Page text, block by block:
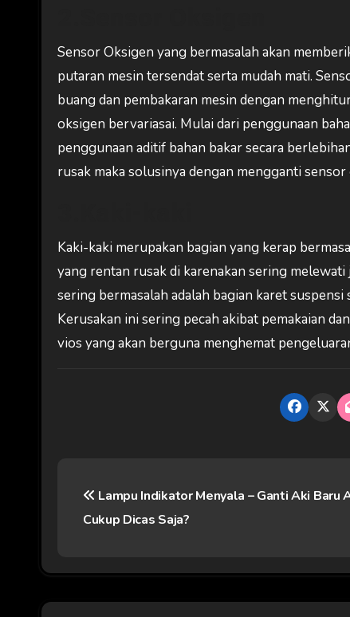
Sensor Oksigen yang bermasalah akan
putaran mesin tersendat serta mudah mati.
buang dan pembakaran mesin dengan
oksigen bervariasai. Mulai dari penggunaan
penggunaan aditif bahan bakar secara
rusak maka solusinya dengan mengganti
Kaki-kaki merupakan bagian yang kerap
yang rentan rusak di karenakan sering
sering bermasalah adalah bagian karet
Kerusakan ini sering pecah akibat pemakaian
vios yang akan berguna menghemat
i
g
Lampu Indikator Menyala – Ganti Aki Baru
Cukup Dicas Saja?